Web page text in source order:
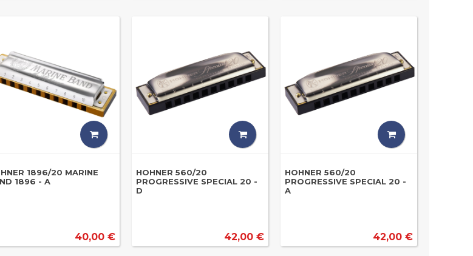
1896/20 MARINE
1896 - A
40,00 €
HOHNER 560/20
PROGRESSIVE SPECIAL 20 -
D
42,00 €
HOHNER 560/20
PROGRESSIVE SPECIAL 20 -
A
42,00 €